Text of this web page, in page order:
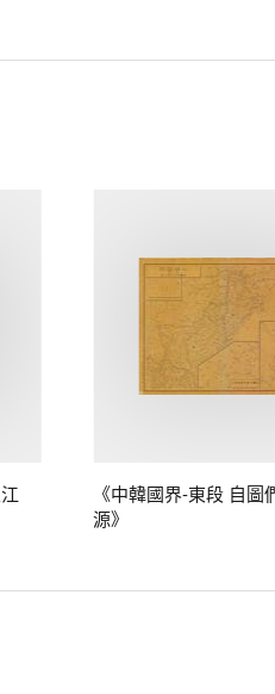
《中韓國界-東段 自圖
源》